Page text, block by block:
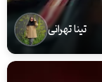
تینا تهرانی